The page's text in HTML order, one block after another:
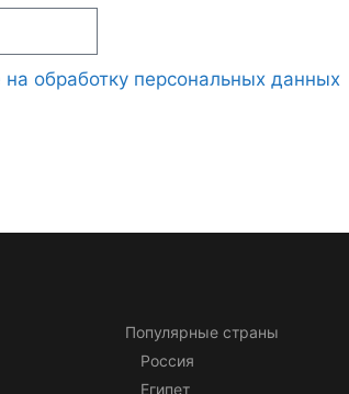
на обработку персональных данных
Популярные страны
Россия
Египет